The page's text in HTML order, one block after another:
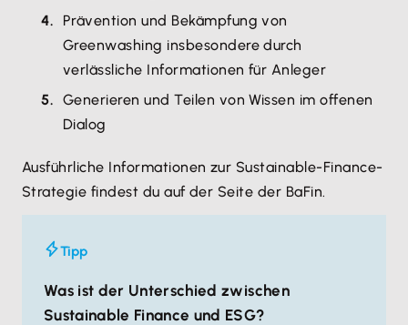
Prävention und Bekämpfung von
Greenwashing insbesondere durch
verlässliche Informationen für Anleger
Generieren und Teilen von Wissen im offenen
Dialog
Ausführliche Informationen zur Sustainable-Finance-
Strategie findest du auf der Seite der BaFin.
Tipp
Was ist der Unterschied zwischen
Sustainable Finance und ESG?